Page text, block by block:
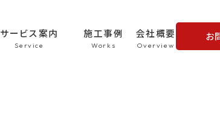
サービス案内 施工事例 会社概要 お